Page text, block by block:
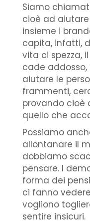
Siamo
cioè ad
insieme i
capita, infatti,
vita ci spezza,
cade
aiutare le
frammenti,
provando cioè
quello che
Possiamo
allontanare il
dobbiamo
pensare. I
forma dei
ci fanno
vogliono
sentire insicuri.